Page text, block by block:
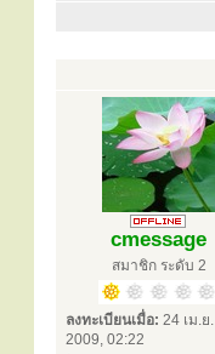
cmessage
สมาชิก ระดับ 2
ลงทะเบียนเมื่อ: 24 เม.ย.
2009, 02:22